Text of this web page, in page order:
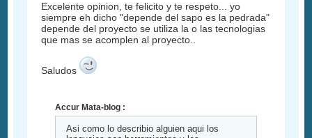
Excelente opinion, te felicito y te respeto... yo
siempre eh dicho "depende del sapo es la pedrada"
depende del proyecto se utiliza la o las tecnologias
que mas se acomplen al proyecto..
Saludos
Accur Mata-blog :
Asi como lo describio alguien aqui los